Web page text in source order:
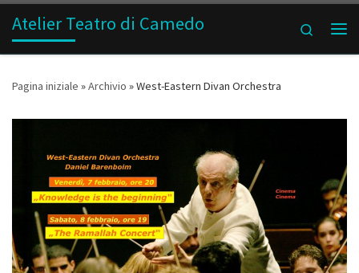
Passa al contenuto
Atelier Teatro di Camedo
Search
Pagina iniziale »Archivio »West-Eastern Divan Orchestra